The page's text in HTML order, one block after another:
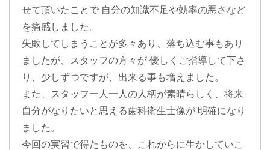
せて頂いたことで 自分の知識不足や効率の悪さなど
を痛感しました。
失敗してしまうことが多々あり、落ち込む事もあり
ましたが、スタッフの方々が 優しくご指導して下さ
り、少しずつですが、出来る事も増えました。
また、スタッフ一人一人の人柄が素晴らしく、将来
自分がなりたいと思える歯科衛生士像が 明確になり
ました。
今回の実習で得たものを、これからに生かしていこ